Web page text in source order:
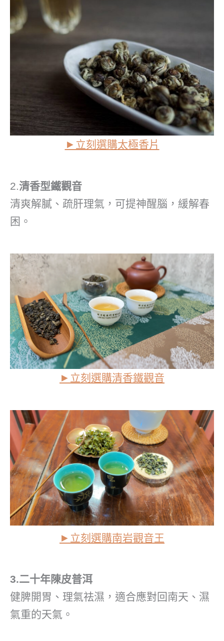
►立刻選購太極香片
2. 清香型鐵觀音
清爽解膩、疏肝理氣，可提神醒腦，緩解春
困。
►立刻選購清香鐵觀音
►立刻選購南岩觀音王
3.二十年陳皮普洱
健脾開胃、理氣祛濕，適合應對回南天、濕
氣重的天氣。